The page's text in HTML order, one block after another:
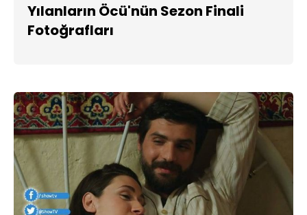
Yılanların Öcü'nün Sezon Finali
Fotoğrafları